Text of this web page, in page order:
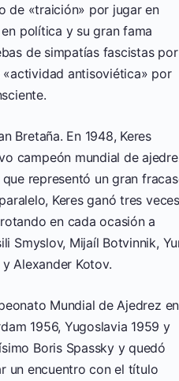
de «traición» por jugar en
política y su gran fama
de simpatías fascistas por
«actividad antisoviética» por
Bretaña. En 1948, Keres
campeón mundial de
representó un gran
Keres ganó tres veces
en cada ocasión a
Smyslov, Mijaíl Botvinnik,
Alexander Kotov.
Mundial de Ajedrez en
1956, Yugoslavia 1959 y
Boris Spassky y quedó
un encuentro con el título